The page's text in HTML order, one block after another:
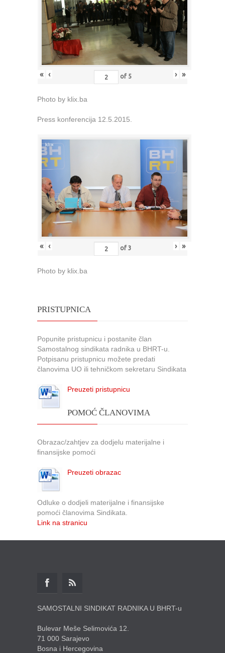
« ‹ of 5 › »
Photo by klix.ba
Press konferencija 12.5.2015.
« ‹ of 3 › »
Photo by klix.ba
PRISTUPNICA
Popunite pristupnicu i postanite član
Samostalnog sindikata radnika u BHRT-u.
Potpisanu pristupnicu možete predati
članovima UO ili tehničkom sekretaru Sindikata
Preuzeti pristupnicu
POMOĆ ČLANOVIMA
Obrazac/zahtjev za dodjelu materijalne i
finansijske pomoći
Preuzeti obrazac
Odluke o dodjeli materijalne i finansijske
pomoći članovima Sindikata.
Link na stranicu
SAMOSTALNI SINDIKAT RADNIKA U BHRT-u
Bulevar Meše Selimovića 12.
71 000 Sarajevo
Bosna i Hercegovina